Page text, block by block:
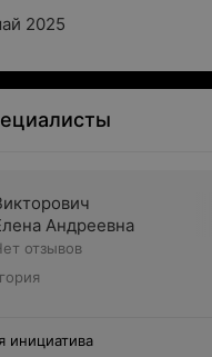
2025
Андреевна
отзывов
инициатива